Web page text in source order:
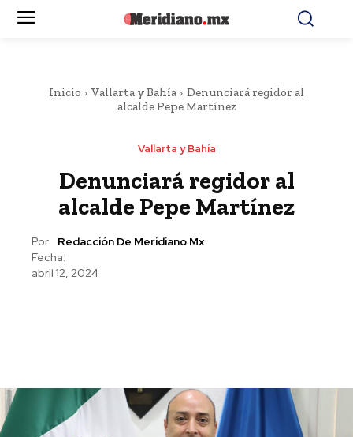
Inicio Vallarta y Bahía
Denunciará regidor al
alcalde Pepe Martínez
Vallarta y Bahía
Denunciará regidor al
alcalde Pepe Martínez
Por: Redacción De Meridiano.mx
Fecha:
abril 12, 2024